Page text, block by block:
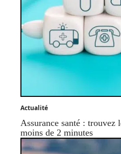
Actualité
Assurance santé :
moins de 2 minutes